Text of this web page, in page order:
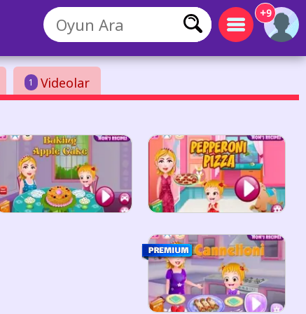
+9
1 Videolar